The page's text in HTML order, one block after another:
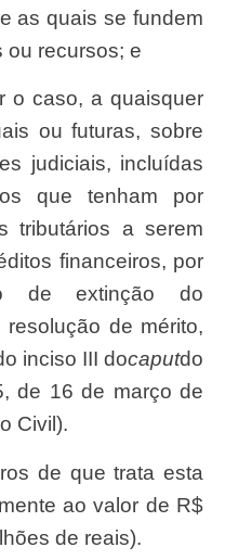
as quais se fundem
ou recursos; e
ou futuras, sobre
judiciais, incluídas
que tenham por
tributários a serem
financeiros, por
de extinção do
de mérito,
inciso III docaputdo
de 16 de março de
Civil).
de que trata esta
ao valor de R$
de reais).